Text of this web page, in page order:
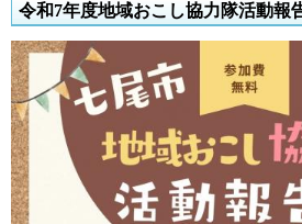
令和7年度地域おこし協力隊活動報